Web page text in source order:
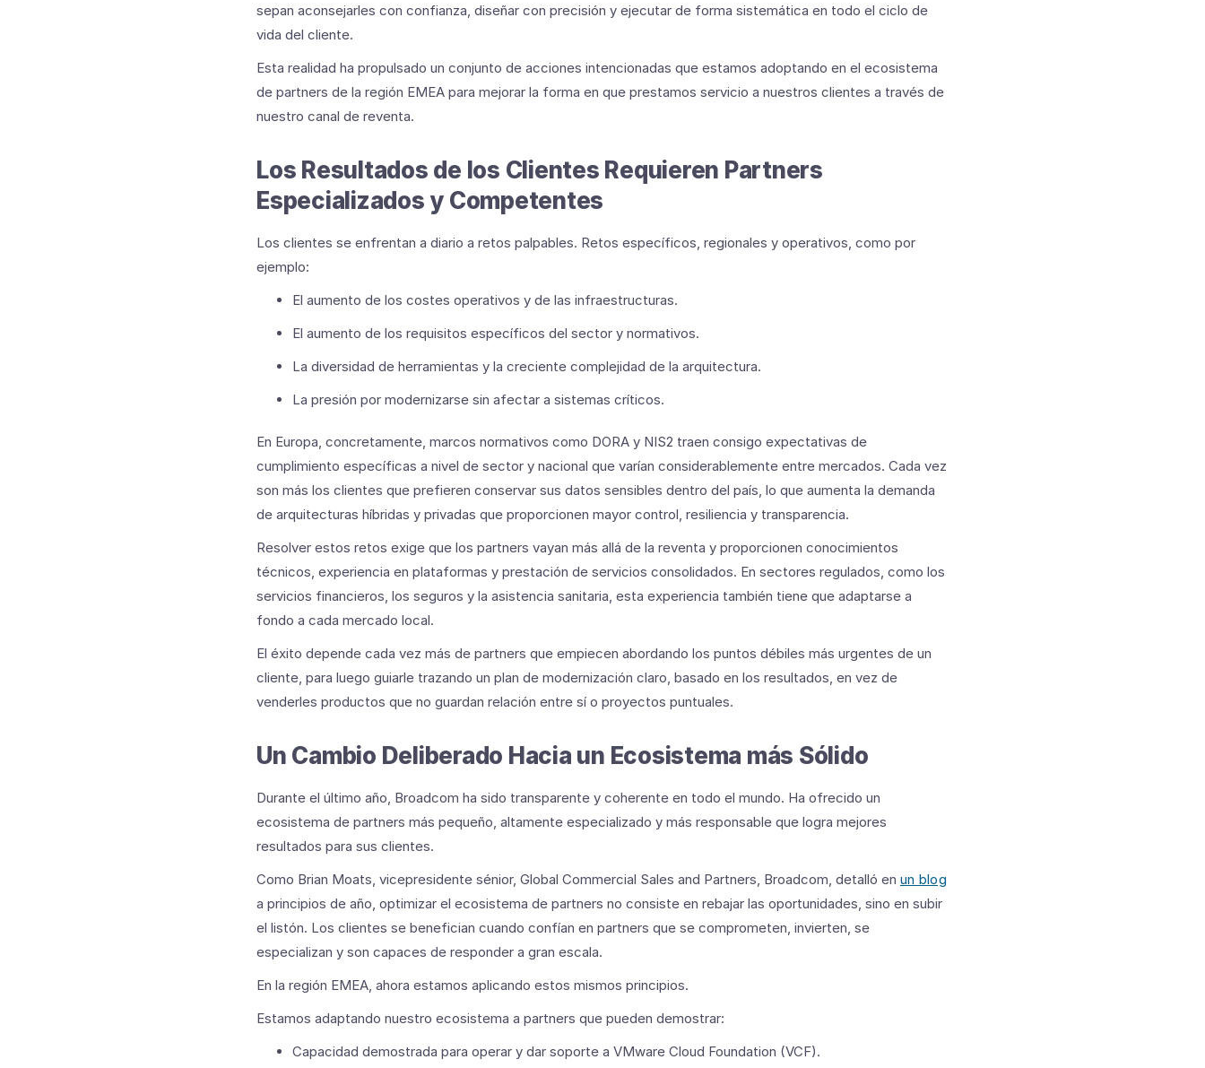
sepan aconsejarles con confianza, diseñar con precisión y ejecutar de forma sistemática en todo el ciclo de
vida del cliente.
Esta realidad ha propulsado un conjunto de acciones intencionadas que estamos adoptando en el ecosistema
de partners de la región EMEA para mejorar la forma en que prestamos servicio a nuestros clientes a través de
nuestro canal de reventa.
Los Resultados de los Clientes Requieren Partners
Especializados y Competentes
Los clientes se enfrentan a diario a retos palpables. Retos específicos, regionales y operativos, como por
ejemplo:
El aumento de los costes operativos y de las infraestructuras.
El aumento de los requisitos específicos del sector y normativos.
La diversidad de herramientas y la creciente complejidad de la arquitectura.
La presión por modernizarse sin afectar a sistemas críticos.
En Europa, concretamente, marcos normativos como DORA y NIS2 traen consigo expectativas de
cumplimiento específicas a nivel de sector y nacional que varían considerablemente entre mercados. Cada vez
son más los clientes que prefieren conservar sus datos sensibles dentro del país, lo que aumenta la demanda
de arquitecturas híbridas y privadas que proporcionen mayor control, resiliencia y transparencia.
Resolver estos retos exige que los partners vayan más allá de la reventa y proporcionen conocimientos
técnicos, experiencia en plataformas y prestación de servicios consolidados. En sectores regulados, como los
servicios financieros, los seguros y la asistencia sanitaria, esta experiencia también tiene que adaptarse a
fondo a cada mercado local.
El éxito depende cada vez más de partners que empiecen abordando los puntos débiles más urgentes de un
cliente, para luego guiarle trazando un plan de modernización claro, basado en los resultados, en vez de
venderles productos que no guardan relación entre sí o proyectos puntuales.
Un Cambio Deliberado Hacia un Ecosistema más Sólido
Durante el último año, Broadcom ha sido transparente y coherente en todo el mundo. Ha ofrecido un
ecosistema de partners más pequeño, altamente especializado y más responsable que logra mejores
resultados para sus clientes.
Como Brian Moats, vicepresidente sénior, Global Commercial Sales and Partners, Broadcom, detalló en un blog
a principios de año, optimizar el ecosistema de partners no consiste en rebajar las oportunidades, sino en subir
el listón. Los clientes se benefician cuando confían en partners que se comprometen, invierten, se
especializan y son capaces de responder a gran escala.
En la región EMEA, ahora estamos aplicando estos mismos principios.
Estamos adaptando nuestro ecosistema a partners que pueden demostrar:
Capacidad demostrada para operar y dar soporte a VMware Cloud Foundation (VCF).